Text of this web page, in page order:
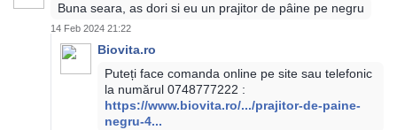
Buna seara, as dori si eu un prajitor de pâine pe negru
14 Feb 2024 21:22
Biovita.ro
Puteți face comanda online pe site sau telefonic
la numărul 0748777222 :
https://www.biovita.ro/.../prajitor-de-paine-
negru-4...